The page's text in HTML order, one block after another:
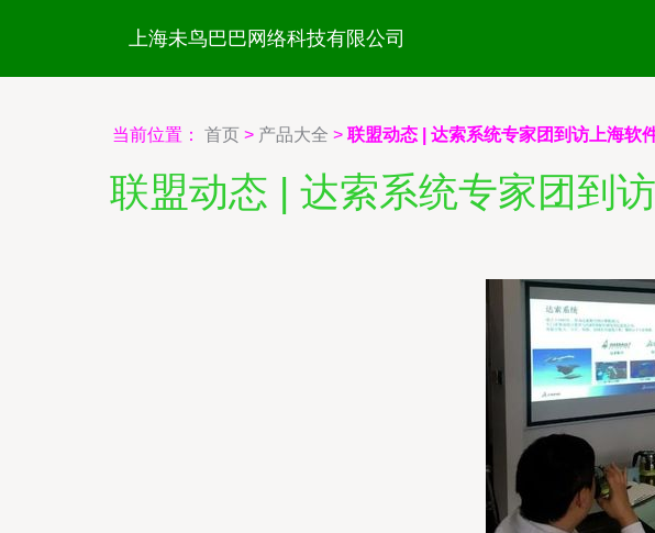
上海未鸟巴巴网络科技有限公司
当前位置： 首页 > 产品大全 > 联盟动态 | 达索系统专家团到访上海软
联盟动态 | 达索系统专家团到